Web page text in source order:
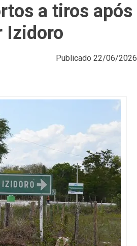
a tiros após
Izidoro
Publicado 22/06/2026